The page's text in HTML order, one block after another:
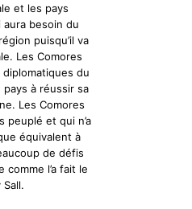
et les pays
besoin du
puisqu’il va
Les Comores
diplomatiques du
à réussir sa
Les Comores
peuplé et qui n’a
équivalent à
de défis
comme l’a fait le